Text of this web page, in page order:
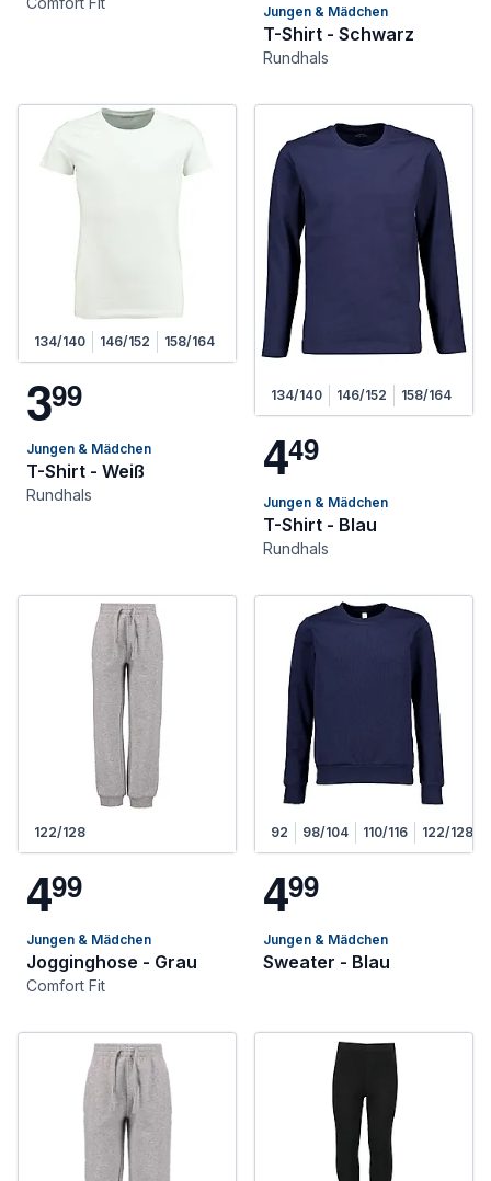
Jungen & Mädchen
T-Shirt - Schwarz
Rundhals
134/140 146/152 158/164
399
Jungen & Mädchen
T-Shirt - Weiß
Rundhals
134/140 146/152 158/164
449
Jungen & Mädchen
T-Shirt - Blau
Rundhals
122/128
499
Jungen & Mädchen
Jogginghose - Grau
Comfort Fit
92 98/104 110/116 122/128
499
Jungen & Mädchen
Sweater - Blau